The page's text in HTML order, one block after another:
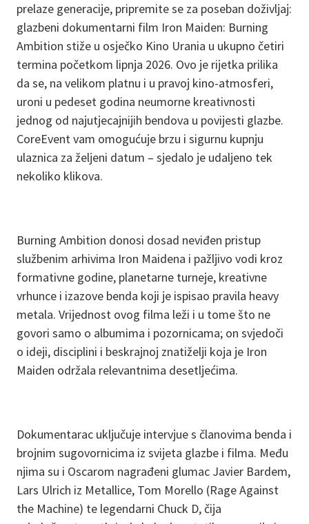
prelaze generacije, pripremite se za poseban doživljaj:
glazbeni dokumentarni film Iron Maiden: Burning
Ambition stiže u osječko Kino Urania u ukupno četiri
termina početkom lipnja 2026. Ovo je rijetka prilika
da se, na velikom platnu i u pravoj kino-atmosferi,
uroni u pedeset godina neumorne kreativnosti
jednog od najutjecajnijih bendova u povijesti glazbe.
CoreEvent vam omogućuje brzu i sigurnu kupnju
ulaznica za željeni datum – sjedalo je udaljeno tek
nekoliko klikova.
Burning Ambition donosi dosad neviđen pristup
službenim arhivima Iron Maidena i pažljivo vodi kroz
formativne godine, planetarne turneje, kreativne
vrhunce i izazove benda koji je ispisao pravila heavy
metala. Vrijednost ovog filma leži i u tome što ne
govori samo o albumima i pozornicama; on svjedoči
o ideji, disciplini i beskrajnoj znatiželji koja je Iron
Maiden održala relevantnima desetljećima.
Dokumentarac uključuje intervjue s članovima benda i
brojnim sugovornicima iz svijeta glazbe i filma. Među
njima su i Oscarom nagrađeni glumac Javier Bardem,
Lars Ulrich iz Metallice, Tom Morello (Rage Against
the Machine) te legendarni Chuck D, čija